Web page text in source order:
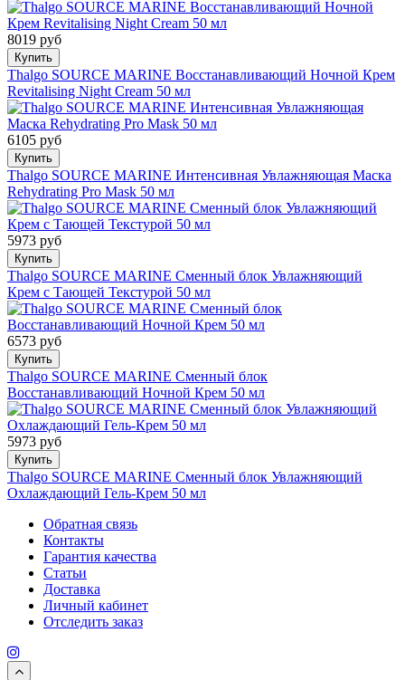
8019 руб
Купить
Thalgo SOURCE MARINE Восстанавливающий Ночной Крем
Revitalising Night Cream 50 мл
6105 руб
Купить
Thalgo SOURCE MARINE Интенсивная Увлажняющая Маска
Rehydrating Pro Mask 50 мл
5973 руб
Купить
Thalgo SOURCE MARINE Сменный блок Увлажняющий
Крем с Тающей Текстурой 50 мл
6573 руб
Купить
Thalgo SOURCE MARINE Сменный блок
Восстанавливающий Ночной Крем 50 мл
5973 руб
Купить
Thalgo SOURCE MARINE Сменный блок Увлажняющий
Охлаждающий Гель-Крем 50 мл
Обратная связь
Контакты
Гарантия качества
Статьи
Доставка
Личный кабинет
Отследить заказ